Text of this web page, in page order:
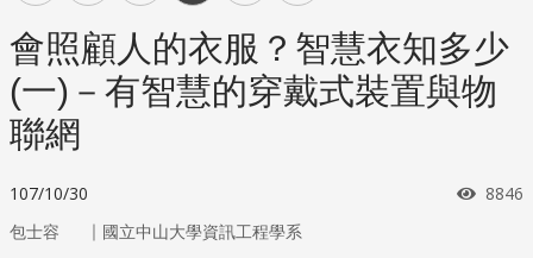
會照顧人的衣服？智慧衣知多少
(一)－有智慧的穿戴式裝置與物
聯網
107/10/30 瀏覽
8846
包士容 ｜ 國立中山大學資訊工程學系